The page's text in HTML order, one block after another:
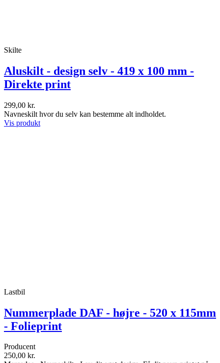
Skilte
Aluskilt - design selv - 419 x 100 mm -
Direkte print
299,00 kr.
Navneskilt hvor du selv kan bestemme alt indholdet.
Vis produkt
Lastbil
Nummerplade DAF - højre - 520 x 115mm
- Folieprint
Producent
250,00 kr.